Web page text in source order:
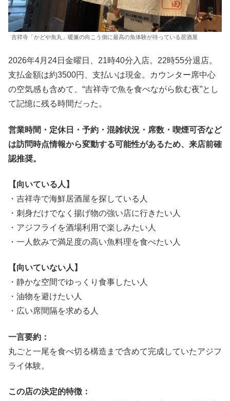
吉祥寺「かどや魚丸」暖簾の向こう側に最高の魚体験が待っている居酒屋
2026年4月24日金曜日、21時40分入店。22時55分退店。
支払金額は約3500円、支払いは現金。カウンター席中心
の空気感も含めて、“吉祥寺で魚を食べながら飲む夜”とし
て記憶に残る時間だった。
営業時間・定休日・予約・混雑状況・席数・喫煙可否など
は訪問時点情報から変動する可能性があるため、来店前確
認推奨。
【向いている人】
・吉祥寺で海鮮居酒屋を探している人
・刺身だけでなく揚げ物の強い店に行きたい人
・アジフライを酒場利用で楽しみたい人
・一人飲みで満足度の高い魚料理を食べたい人
【向いていない人】
・静かな空間でゆっくり食事したい人
・油物を避けたい人
・広い席間隔を求める人
一言要約：
丸ごと一尾を食べ切る構造まで含めて完成していたアジフ
ライ体験。
この店の決定的特徴：